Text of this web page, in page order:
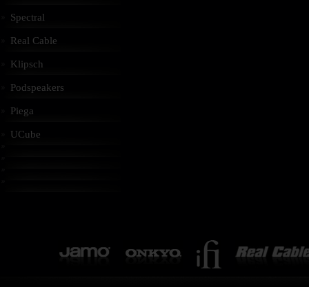
Spectral
Real Cable
Klipsch
Podspeakers
Piega
UCube